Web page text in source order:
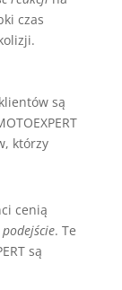
czas
są
którzy
cenią
. Te
są